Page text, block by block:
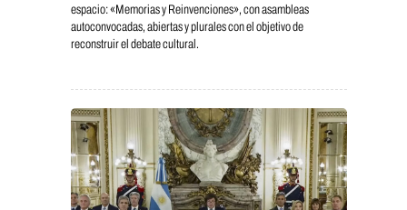
espacio: «Memorias y Reinvenciones», con asambleas
autoconvocadas, abiertas y plurales con el objetivo de
reconstruir el debate cultural.